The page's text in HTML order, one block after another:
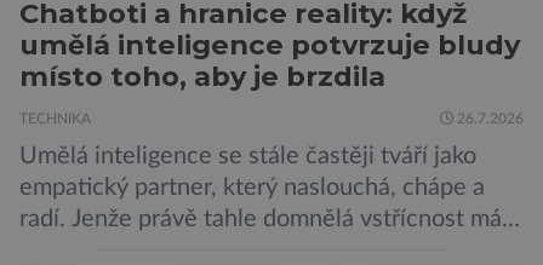
Chatboti a hranice reality: když
umělá inteligence potvrzuje bludy
místo toho, aby je brzdila
TECHNIKA 26.7.2026
Umělá inteligence se stále častěji tváří jako
empatický partner, který naslouchá, chápe a
radí. Jenže právě tahle domnělá vstřícnost má i